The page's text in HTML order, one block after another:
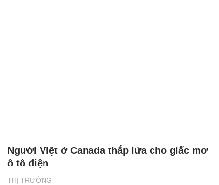
THỊ TRƯỜNG
Người Việt ở Canada thắp lửa cho giấc mơ
ô tô điện